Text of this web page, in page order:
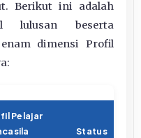
Berikut ini adalah
lulusan beserta
dimensi Profil
Pelajar
Status